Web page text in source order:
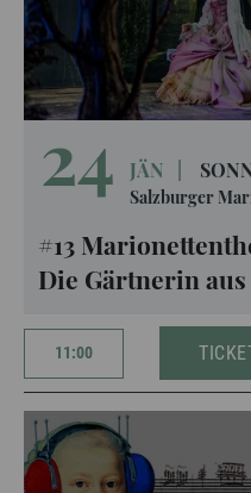
24 JÄN
Salzburger
#13
Die Gärtnerin
11:00